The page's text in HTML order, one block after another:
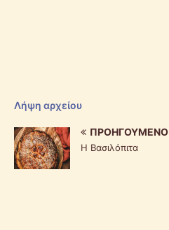
Λήψη αρχείου
ΠΡΟΗΓΟΎΜΕΝΟ
Η Βασιλόπιτα